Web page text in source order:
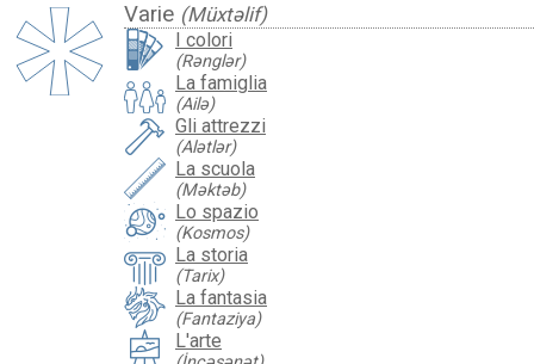
Varie (Müxtəlif)
I colori
(Rənglər)
La famiglia
(Ailə)
Gli attrezzi
(Alətlər)
La scuola
(Məktəb)
Lo spazio
(Kosmos)
La storia
(Tarix)
La fantasia
(Fantaziya)
L'arte